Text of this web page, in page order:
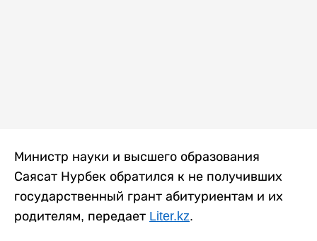
Министр науки и высшего образования
Саясат Нурбек обратился к не получивших
государственный грант абитуриентам и их
родителям, передает Liter.kz.